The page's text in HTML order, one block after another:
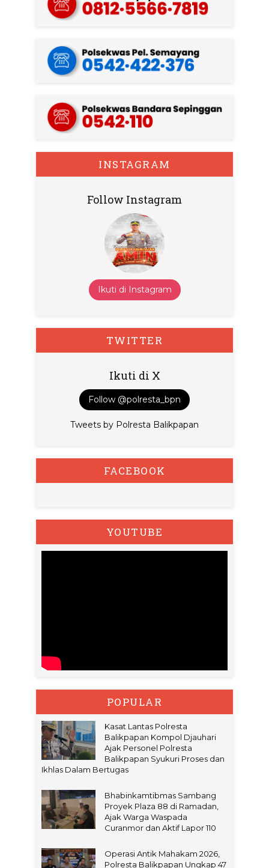
INSTAGRAM
Follow Instagram
Ikuti di Instagram
TWITTER
Ikuti di X
Follow @polresta_bpn
Tweets by Polresta Balikpapan
FACEBOOK
YOUTUBE
POPULAR
Kasat Lantas Polresta
Balikpapan Kompol Djauhari
Ajak Personel Polresta
Balikpapan Syukuri Proses dan
Ikhlas Dalam Bertugas
Bhabinkamtibmas Sambang
Proyek Plaza 88 di Ramadan,
Ajak Warga Waspada
Curanmor dan Aktif Lapor 110
Operasi Antik Mahakam 2026,
Polresta Balikpapan Ungkap 47